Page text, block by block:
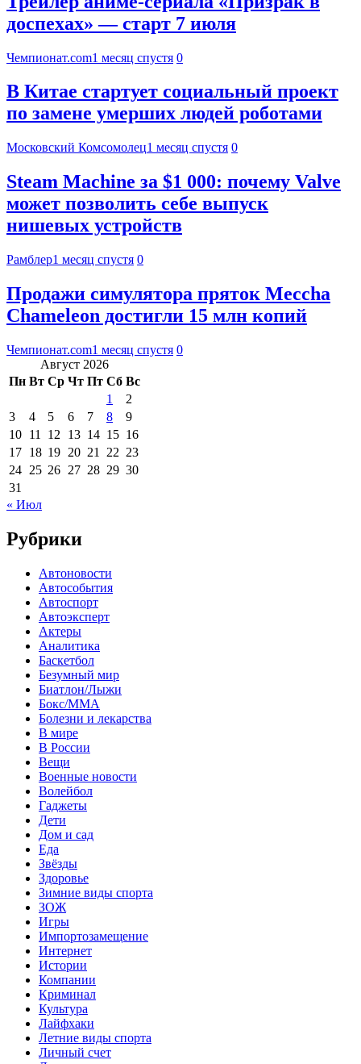
доспехах» — старт 7 июля
Чемпионат.com1 месяц спустя 0
В Китае стартует социальный проект
по замене умерших людей роботами
Московский Комсомолец1 месяц спустя 0
Steam Machine за $1 000: почему Valve
может позволить себе выпуск
нишевых устройств
Рамблер1 месяц спустя 0
Продажи симулятора пряток Meccha
Chameleon достигли 15 млн копий
Чемпионат.com1 месяц спустя 0
Август 2026
Пн Вт Ср Чт Пт Сб Вс
1
2
3
4 5 6 7 8
9
10 11 12 13 14 15 16
17 18 19 20 21 22 23
24 25 26 27 28 29 30
31
« Июл
Рубрики
Автоновости
Автособытия
Автоспорт
Автоэксперт
Актеры
Аналитика
Баскетбол
Безумный мир
Биатлон/Лыжи
Бокс/MMA
Болезни и лекарства
В мире
В России
Вещи
Военные новости
Волейбол
Гаджеты
Дети
Дом и сад
Еда
Звёзды
Здоровье
Зимние виды спорта
ЗОЖ
Игры
Импортозамещение
Интернет
Истории
Компании
Криминал
Культура
Лайфхаки
Летние виды спорта
Личный счет